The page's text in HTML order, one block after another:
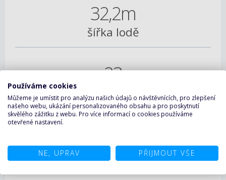
32,2m
šířka lodě
23
rychlost v uzlech
max. počet pasažérů
Používáme cookies
Můžeme je umístit pro analýzu našich údajů o návštěvnících, pro zlepšení
našeho webu, ukázání personalizovaného obsahu a pro poskytnutí
skvělého zážitku z webu. Pro více informací o cookies používáme
otevřené nastavení.
NE, UPRAV PŘIJMOUT VŠE